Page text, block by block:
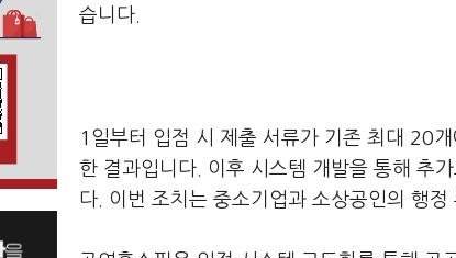
습니다.
1일부터 입점 시 제출 서류가 기존 최대 20
한 결과입니다. 이후 시스템 개발을 통해 추
다. 이번 조치는 중소기업과 소상공인의 행